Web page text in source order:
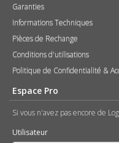
Garanties
Informations Techniques
Pièces de Rechange
Conditions d'utilisations
Politique de Confidentialité &
Espace Pro
Si vous n'avez pas encore de
Utilisateur